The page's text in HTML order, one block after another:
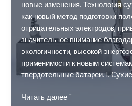
новые изменения. Технология
как новый метод подготовки
отрицательных электродов,
значительное внимание
экологичности, высокой
применимости к новым
твердотельные батареи. I.
Применение
Читать далее "